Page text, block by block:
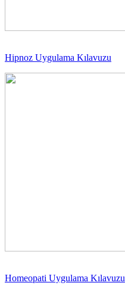
Hipnoz Uygulama Kılavuzu
Homeopati Uygulama Kılavuzu